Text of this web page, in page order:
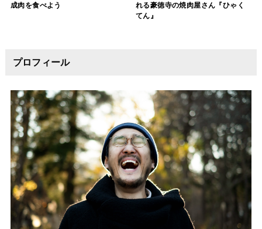
成肉を食べよう
れる豪徳寺の焼肉屋さん『ひゃく
てん』
プロフィール